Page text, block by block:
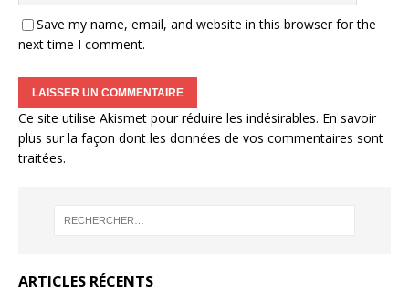
Save my name, email, and website in this browser for the
next time I comment.
Ce site utilise Akismet pour réduire les indésirables. En savoir
plus sur la façon dont les données de vos commentaires sont
traitées.
ARTICLES RÉCENTS